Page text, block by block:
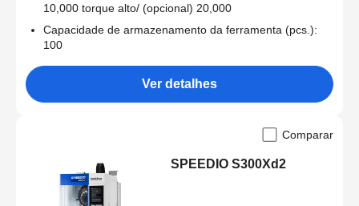
10,000 torque alto/ (opcional) 20,000
Capacidade de armazenamento da ferramenta (pcs.):
100
Ver detalhes
Comparar
SPEEDIO S300Xd2